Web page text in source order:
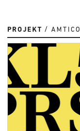
PROJEKT AMTICO